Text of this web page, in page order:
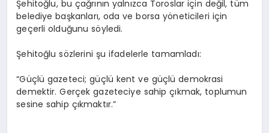
Şehitoğlu, bu çağrının yalnızca Toroslar için değil, tüm
belediye başkanları, oda ve borsa yöneticileri için
geçerli olduğunu söyledi.
Şehitoğlu sözlerini şu ifadelerle tamamladı:
“Güçlü gazeteci; güçlü kent ve güçlü demokrasi
demektir. Gerçek gazeteciye sahip çıkmak, toplumun
sesine sahip çıkmaktır.”